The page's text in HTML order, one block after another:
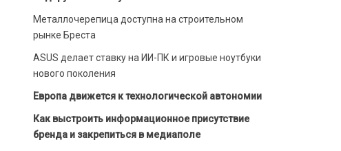
Металлочерепица доступна на строительном
рынке Бреста
ASUS делает ставку на ИИ-ПК и игровые ноутбуки
нового поколения
Европа движется к технологической автономии
Как выстроить информационное присутствие
бренда и закрепиться в медиаполе